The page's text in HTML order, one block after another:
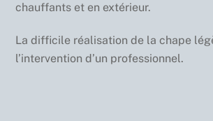
chauffants et en extérieur.
La difficile réalisation de la chape
l’intervention d’un professionnel.